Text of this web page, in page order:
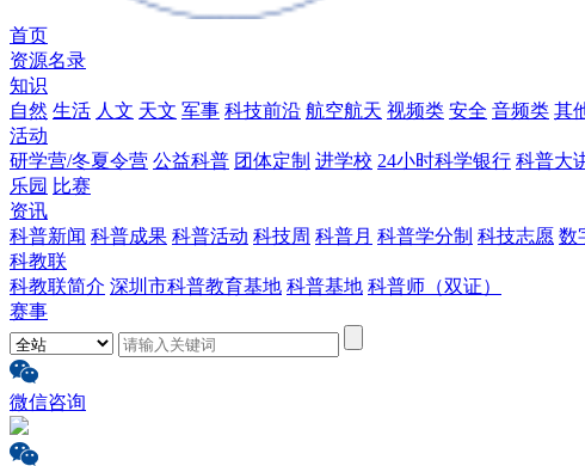
首页
资源名录
知识
自然 生活 人文 天文 军事 科技前沿 航空航天 视频类 安全 音频类 其
活动
研学营/冬夏令营 公益科普 团体定制 进学校 24小时科学银行 科普大
乐园 比赛
资讯
科普新闻 科普成果 科普活动 科技周 科普月 科普学分制 科技志愿 数
科教联
科教联简介 深圳市科普教育基地 科普基地 科普师（双证）
赛事
微信咨询